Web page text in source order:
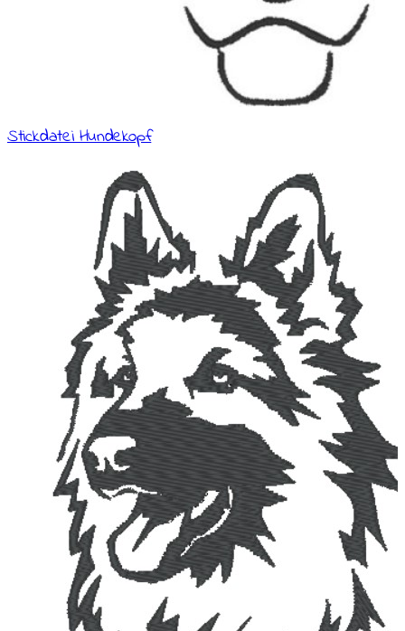
Stickdatei Hundekopf